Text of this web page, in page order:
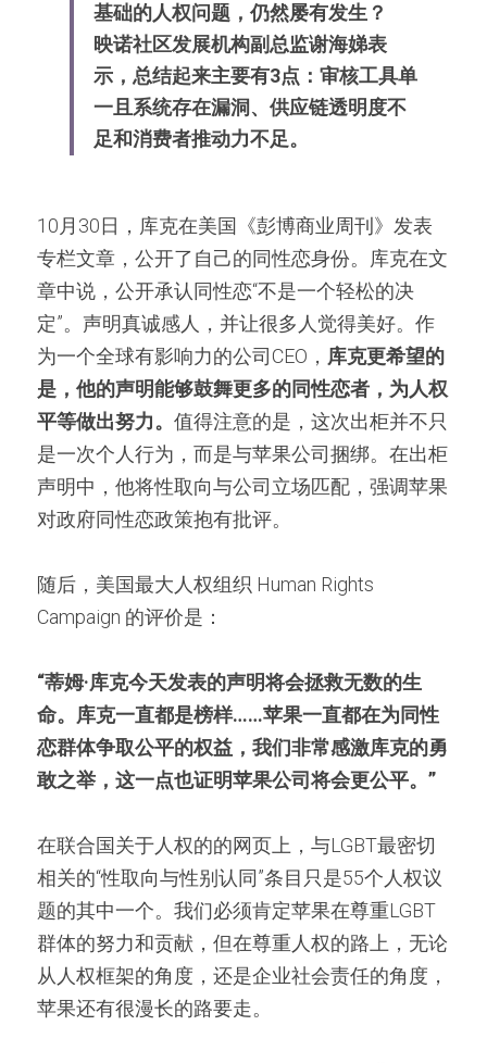
基础的人权问题，仍然屡有发生？
映诺社区发展机构副总监谢海娣表
示，总结起来主要有3点：审核工具单
一且系统存在漏洞、供应链透明度不
足和消费者推动力不足。
10月30日，库克在美国《彭博商业周刊》发表
专栏文章，公开了自己的同性恋身份。库克在文
章中说，公开承认同性恋“不是一个轻松的决
定”。声明真诚感人，并让很多人觉得美好。作
为一个全球有影响力的公司CEO， 库克更希望的
是，他的声明能够鼓舞更多的同性恋者，为人权
平等做出努力。 值得注意的是，这次出柜并不只
是一次个人行为，而是与苹果公司捆绑。在出柜
声明中，他将性取向与公司立场匹配，强调苹果
对政府同性恋政策抱有批评。
随后，美国最大人权组织 Human Rights
Campaign 的评价是：
“蒂姆·库克今天发表的声明将会拯救无数的生
命。库克一直都是榜样……苹果一直都在为同性
恋群体争取公平的权益，我们非常感激库克的勇
敢之举，这一点也证明苹果公司将会更公平。”
在联合国关于人权的的网页上，与LGBT最密切
相关的“性取向与性别认同”条目只是55个人权议
题的其中一个。我们必须肯定苹果在尊重LGBT
群体的努力和贡献，但在尊重人权的路上，无论
从人权框架的角度，还是企业社会责任的角度，
苹果还有很漫长的路要走。